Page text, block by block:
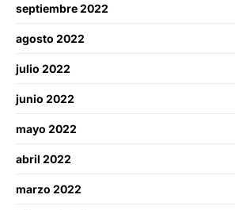
septiembre 2022
agosto 2022
julio 2022
junio 2022
mayo 2022
abril 2022
marzo 2022